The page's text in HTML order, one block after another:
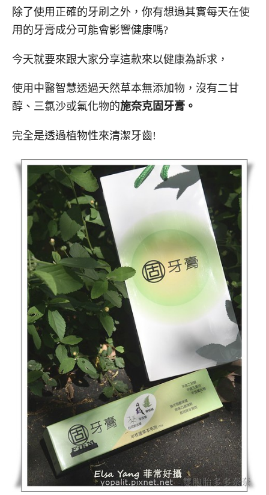
除了使用正確的牙刷之外，你有想過其實每天在使
用的牙膏成分可能會影響健康嗎?
今天就要來跟大家分享這款來以健康為訴求，
使用中醫智慧透過天然草本無添加物，沒有二甘
醇、三氯沙或氟化物的施奈克固牙膏。
完全是透過植物性來清潔牙齒!